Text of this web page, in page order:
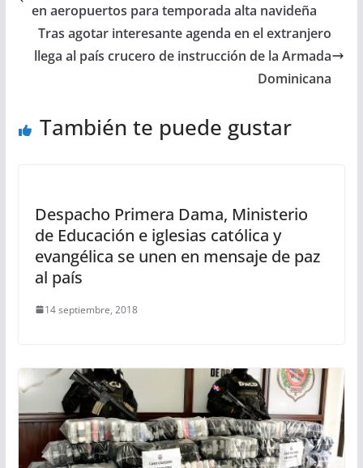
en aeropuertos para temporada alta navideña
Tras agotar interesante agenda en el extranjero
llega al país crucero de instrucción de la Armada
Dominicana
También te puede gustar
Despacho Primera Dama, Ministerio
de Educación e iglesias católica y
evangélica se unen en mensaje de paz
al país
14 septiembre, 2018